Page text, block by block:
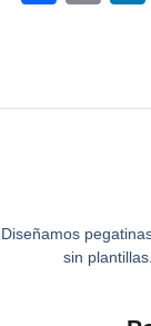
Diseñamos
sin